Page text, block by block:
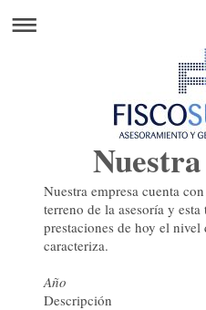
Nuestra empresa cuenta
terreno de la asesoría y
prestaciones de hoy el nivel
caracteriza.
Año
Descripción